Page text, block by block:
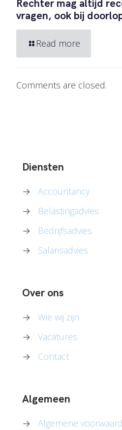
Rechter mag altijd
vragen, ook bij
Read more
Comments are closed.
Diensten
→
Accountancy
→
Belastingadvies
→
Bedrijfsadvies
→
Salarisadvies
Over ons
→
Wie wij zijn
→
Vacatures
→
Contact
Algemeen
→
Algemene